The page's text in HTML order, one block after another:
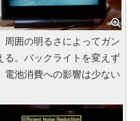
周囲の明るさによってガン
る。バックライトを変えず
電池消費への影響は少ない